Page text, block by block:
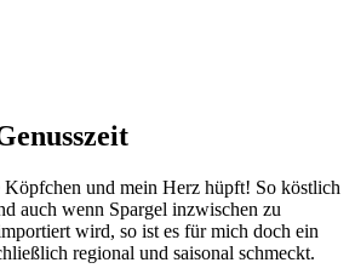
Köpfchen und mein Herz hüpft! So köstlich
auch wenn Spargel inzwischen zu
wird, so ist es für mich doch ein
regional und saisonal schmeckt.